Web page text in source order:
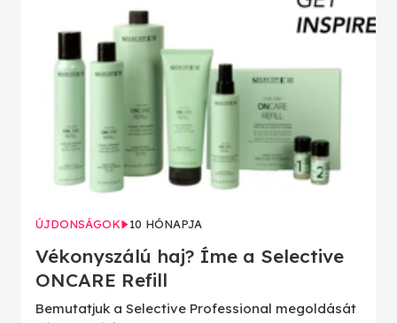
ÚJDONSÁGOK 10 HÓNAPJA
Vékonyszálú haj? Íme a Selective
ONCARE Refill
Bemutatjuk a Selective Professional megoldását